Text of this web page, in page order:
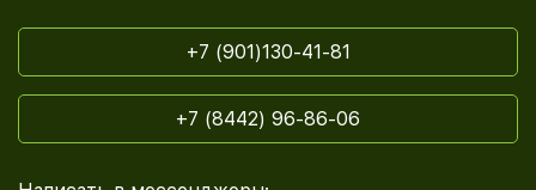
+7 (901)130-41-81
+7 (8442) 96-86-06